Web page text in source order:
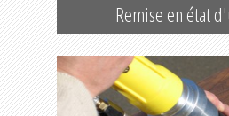
Remise en état